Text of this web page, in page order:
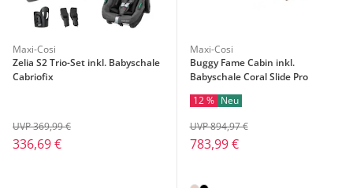
Maxi-Cosi
Zelia S2 Trio-Set inkl. Babyschale
Cabriofix
336,69 €
UVP 369,99 €
Maxi-Cosi
Buggy Fame Cabin inkl.
Babyschale Coral Slide Pro
12 % Neu
783,99 €
UVP 894,97 €